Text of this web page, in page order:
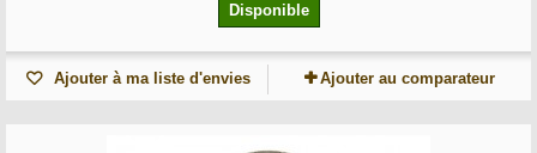
Disponible
Ajouter à ma liste d'envies Ajouter au comparateur